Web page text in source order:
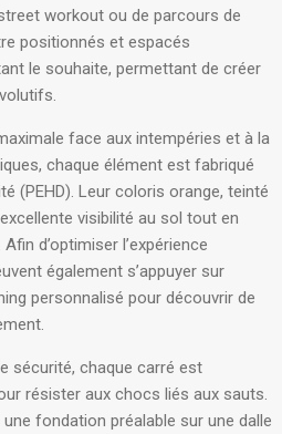
workout ou de parcours de
positionnés et espacés
le souhaite, permettant de créer
.
face aux intempéries et à la
chaque élément est fabriqué
(PEHD). Leur coloris orange, teinté
visibilité au sol tout en
. Afin d’optimiser l’expérience
également s’appuyer sur
personnalisé pour découvrir de
.
sécurité, chaque carré est
résister aux chocs liés aux sauts.
fondation préalable sur une dalle